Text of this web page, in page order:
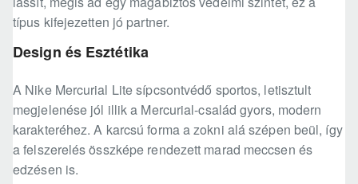
típus kifejezetten jó partner.
Design és Esztétika
A Nike Mercurial Lite sípcsontvédő sportos, letisztult
megjelenése jól illik a Mercurial-család gyors, modern
karakteréhez. A karcsú forma a zokni alá szépen beül, így
a felszerelés összképe rendezett marad meccsen és
edzésen is.